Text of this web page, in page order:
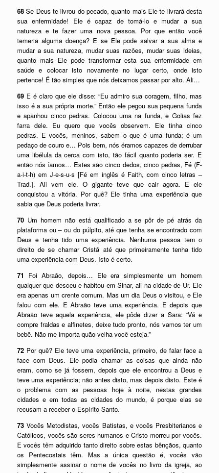
68 Se Deus te livrou do pecado, quanto mais Ele te livrará desta
sua enfermidade! Ele é capaz de tomá-lo e mudar a sua
natureza e te fazer uma nova pessoa. Por que então você
temeria alguma doença? E se Ele pode salvar a sua alma e
mudar a sua natureza, mudar suas razões, mudar suas ideias,
quanto mais Ele pode transformar esta sua enfermidade em
saúde e colocar isto novamente no lugar certo, onde isto
pertence! É tão simples que nós deixamos passar por alto. Ali…
69 E é claro que ele disse: “Eu admiro sua coragem, filho, mas
isso é a sua própria morte.” Então ele pegou sua pequena funda
e apanhou cinco pedras. Colocou uma na funda, e Golias fez
farra dele. Eu quero que vocês observem. Ele tinha cinco
pedras. E vocês, meninos, sabem o que é uma funda; é um
pedaço de couro e… Pois bem, nós éramos capazes de derrubar
uma libélula da cerca com isto, tão fácil quanto poderia ser. E
então nós íamos… Estes são cinco dedos, cinco pedras, Fé (F-
a-i-t-h) em J-e-s-u-s [Fé em inglês é Faith, com cinco letras –
Trad.]. Ali vem ele. O gigante teve que cair agora. E ele
conquistou a vitória. Por quê? Ele tinha uma experiência que
sabia que Deus poderia livrar.
70 Um homem não está qualificado a se pôr de pé atrás da
plataforma ou – ou do púlpito, até que tenha se encontrado com
Deus e tenha tido uma experiência. Nenhuma pessoa tem o
direito de se chamar Cristã até que primeiramente tenha tido
uma experiência com Deus. Isto é certo.
71
Foi Abraão, depois… Ele era simplesmente um homem
qualquer que desceu e habitou em Sinar, ali na cidade de Ur. Ele
era apenas um crente comum. Mas um dia Deus o visitou, e Ele
falou com ele. E Abraão teve uma experiência. E depois que
Abraão teve aquela experiência, ele pôde dizer a Sara: “Vá e
compre fraldas e alfinetes, deixe tudo pronto, nós vamos ter um
bebê. Não me importa quão velha você esteja.”
72 Por quê? Ele teve uma experiência, primeiro, de falar face a
face com Deus. Ele podia chamar as coisas que ainda não
eram, como se já fossem, depois que ele encontrou a Deus e
teve uma experiência; não antes disto, mas depois disto. Este é
o problema com as pessoas hoje à noite, nestas grandes
cidades e em todas as cidades do mundo, é porque elas se
recusam a receber o Espírito Santo.
73 Vocês Metodistas, vocês Batistas, e vocês Presbiterianos e
Católicos, vocês são seres humanos e Cristo morreu por vocês.
E vocês têm adquirido tanto direito sobre estas bênçãos, quanto
os Pentecostais têm. Mas a única questão é, vocês vão
simplesmente assinar o nome de vocês no livro da igreja, ao